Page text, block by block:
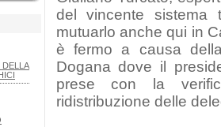
del vincente sistema
mutuarlo anche qui in
è fermo a causa
Dogana dove il
prese con la
ridistribuzione delle